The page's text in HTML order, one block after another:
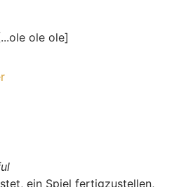
ole ole]
ein Spiel fertigzustellen,